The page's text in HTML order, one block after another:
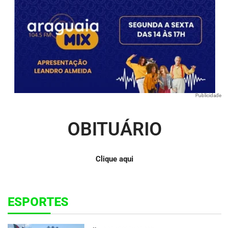
Publicidade
OBITUÁRIO
Clique aqui
ESPORTES